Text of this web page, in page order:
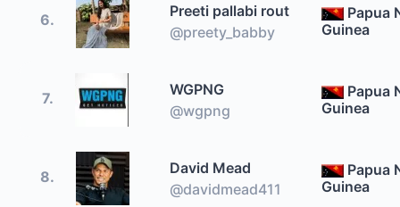
6.
Preeti pallabi rout
@preety_babby
Papua
Guinea
7.
WGPNG
@wgpng
Papua
Guinea
8.
David Mead
@davidmead411
Papua
Guinea